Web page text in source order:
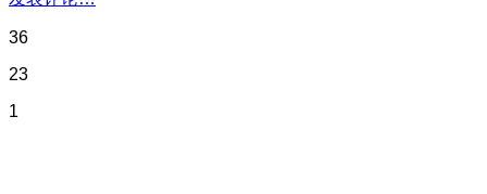
36
23
1